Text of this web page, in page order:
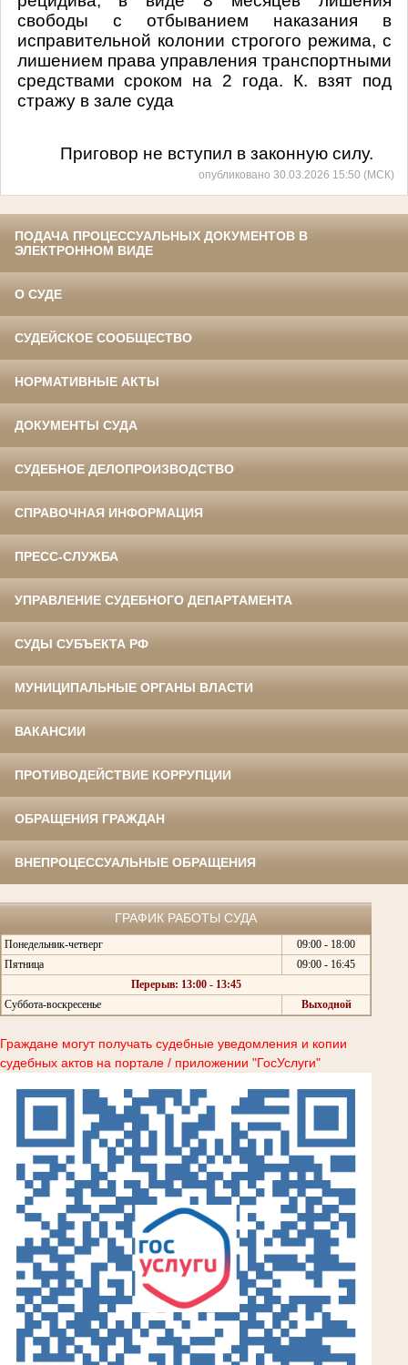
свободы с отбыванием наказания в
исправительной колонии строгого режима, с
лишением права управления транспортными
средствами сроком на 2 года. К. взят под
стражу в зале суда
Приговор не вступил в законную силу.
опубликовано 30.03.2026 15:50 (МСК)
ПОДАЧА ПРОЦЕССУАЛЬНЫХ ДОКУМЕНТОВ В
ЭЛЕКТРОННОМ ВИДЕ
О СУДЕ
СУДЕЙСКОЕ СООБЩЕСТВО
НОРМАТИВНЫЕ АКТЫ
ДОКУМЕНТЫ СУДА
СУДЕБНОЕ ДЕЛОПРОИЗВОДСТВО
СПРАВОЧНАЯ ИНФОРМАЦИЯ
ПРЕСС-СЛУЖБА
УПРАВЛЕНИЕ СУДЕБНОГО ДЕПАРТАМЕНТА
СУДЫ СУБЪЕКТА РФ
МУНИЦИПАЛЬНЫЕ ОРГАНЫ ВЛАСТИ
ВАКАНСИИ
ПРОТИВОДЕЙСТВИЕ КОРРУПЦИИ
ОБРАЩЕНИЯ ГРАЖДАН
ВНЕПРОЦЕССУАЛЬНЫЕ ОБРАЩЕНИЯ
ГРАФИК РАБОТЫ СУДА
Понедельник-четверг
09:00 - 18:00
Пятница
09:00 - 16:45
Перерыв: 13:00 - 13:45
Суббота-воскресенье
Выходной
Граждане могут получать судебные уведомления и копии
судебных актов на портале / приложении "ГосУслуги"